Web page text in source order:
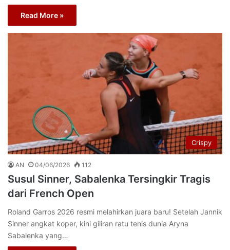
Read More »
Crispy
AN 04/06/2026 112
Susul Sinner, Sabalenka Tersingkir Tragis
dari French Open
Roland Garros 2026 resmi melahirkan juara baru! Setelah Jannik
Sinner angkat koper, kini giliran ratu tenis dunia Aryna
Sabalenka yang…